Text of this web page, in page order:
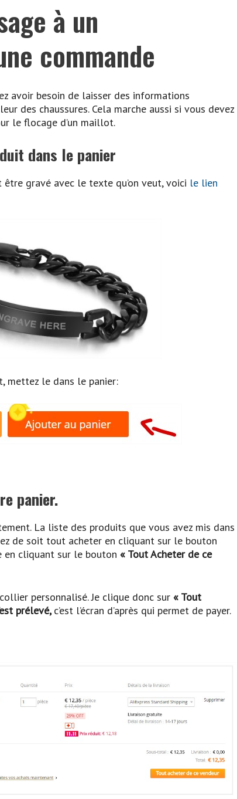
à un
commande
avoir besoin de laisser des informations
des chaussures. Cela marche aussi si vous devez
le flocage d’un maillot.
dans le panier
gravé avec le texte qu’on veut, voici le lien
mettez le dans le panier:
panier.
La liste des produits que vous avez mis dans
de soit tout acheter en cliquant sur le bouton
en cliquant sur le bouton« Tout Acheter de ce
personnalisé. Je clique donc sur« Tout
prélevé,c’est l’écran d’après qui permet de payer.